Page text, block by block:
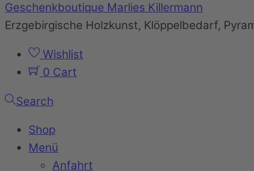
Geschenkboutique Marlies Killermann
Erzgebirgische Holzkunst, Klöppelbedarf,
Wishlist
0 Cart
Search
Shop
Menü
Anfahrt